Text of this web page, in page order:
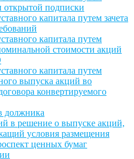
открытой подписки
капитала путем зачета
капитала путем
стоимости акций
капитала путем
выпуска акций во
конвертируемого
должника
в решение о выпуске акций,
условия размещения
ценных бумаг